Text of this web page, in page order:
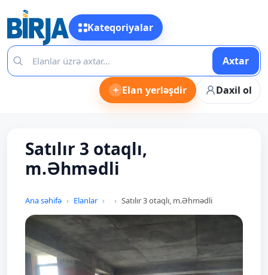
Kateqoriyalar
Axtar
+ Elan yerləşdir Daxil ol
Satılır 3 otaqlı,
m.Əhmədli
Ana səhifə Elanlar Satılır 3 otaqlı, m.Əhmədli